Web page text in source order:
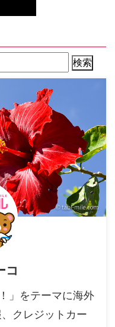
コ
」をテーマに海外
クレジットカー